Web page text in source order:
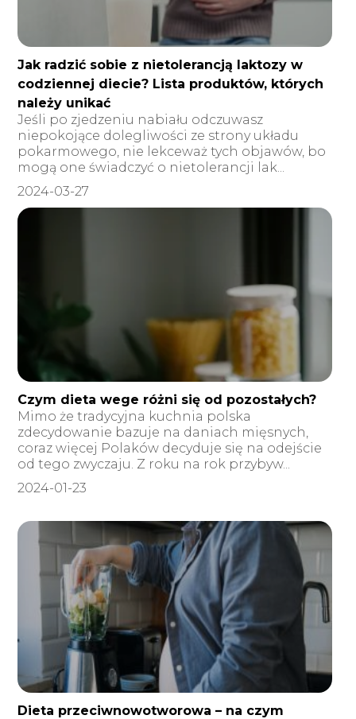
Jak radzić sobie z nietolerancją laktozy w
codziennej diecie? Lista produktów, których
należy unikać
Jeśli po zjedzeniu nabiału odczuwasz
niepokojące dolegliwości ze strony układu
pokarmowego, nie lekceważ tych objawów, bo
mogą one świadczyć o nietolerancji lak...
2024-03-27
Czym dieta wege różni się od pozostałych?
Mimo że tradycyjna kuchnia polska
zdecydowanie bazuje na daniach mięsnych,
coraz więcej Polaków decyduje się na odejście
od tego zwyczaju. Z roku na rok przybyw...
2024-01-23
Dieta przeciwnowotworowa – na czym